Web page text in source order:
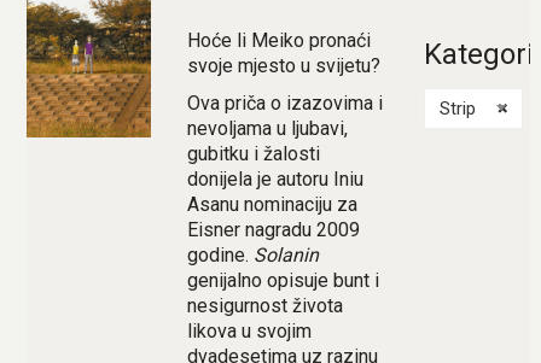
Hoće li Meiko pronaći
svoje mjesto u svijetu?
Ova priča o izazovima i
nevoljama u ljubavi,
gubitku i žalosti
donijela je autoru Iniu
Asanu nominaciju za
Eisner nagradu 2009
godine. Solanin
genijalno opisuje bunt i
nesigurnost života
likova u svojim
dvadesetima uz razinu
×
Strip